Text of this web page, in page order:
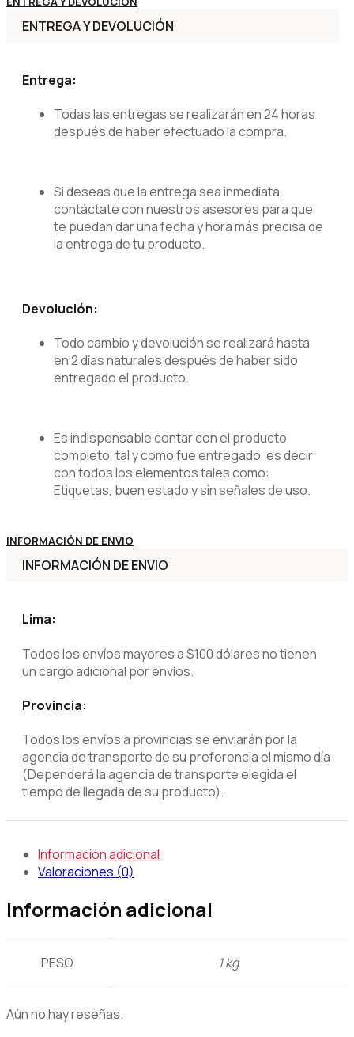
ENTREGA Y DEVOLUCIÓN
Entrega:
Todas las entregas se realizarán en 24 horas
después de haber efectuado la compra.
Si deseas que la entrega sea inmediata,
contáctate con nuestros asesores para que
te puedan dar una fecha y hora más precisa de
la entrega de tu producto.
Devolución:
Todo cambio y devolución se realizará hasta
en 2 días naturales después de haber sido
entregado el producto.
Es indispensable contar con el producto
completo, tal y como fue entregado, es decir
con todos los elementos tales como:
Etiquetas, buen estado y sin señales de uso.
INFORMACIÓN DE ENVIO
INFORMACIÓN DE ENVIO
Lima:
Todos los envíos mayores a $100 dólares no tienen
un cargo adicional por envíos.
Provincia:
Todos los envíos a provincias se enviarán por la
agencia de transporte de su preferencia el mismo día
(Dependerá la agencia de transporte elegida el
tiempo de llegada de su producto).
Información adicional
Valoraciones (0)
Información adicional
PESO 1 kg
Aún no hay reseñas.